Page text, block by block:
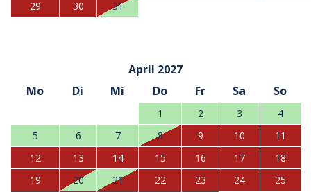
29
30 31
April 2027
Mo
Di Mi Do Fr Sa So
1 2 3
4
5
6 7 8 9 10
11
12
13 14 15 16 17
18
19
20 21 22 23 24
25